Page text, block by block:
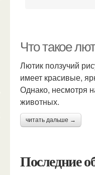
Что такое
Лютик ползучий
имеет красивые,
Однако, несмотря
животных.
читать дальше →
Последние